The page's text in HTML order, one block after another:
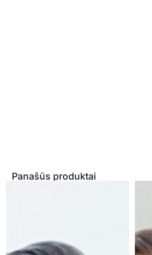
Panašūs produktai